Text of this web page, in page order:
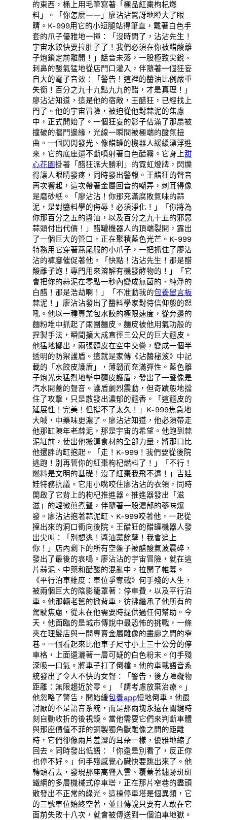
的東西，桶上用毛筆寫著「極品紅棗枸杞燃
料」。「你怎麼——」廖沾沾驚訝地瞪大了眼
睛。K-999用它的小短腿站得筆直，戴著白色手
套的爪子優雅地一揮：「沒時間了，沾沾先生！
宇宙水餃快要拉肚子了！我們必須在你被醋酸離
子炮鎖定前離開！」話音未落，一股極致尖銳、
刺鼻的酸氣猛地從店門口灌入，伴隨著一個狂妄
自大的電子音效：「警告！這裡的醬油比例嚴重
失衡！百分之九十九點九九的醋，才是真理！」
廖沾沾知道，這是他的宿敵，王醋狂，已經找上
門了。他的宇宙冒險，被迫從他對蒜泥的焦慮
中，正式開始了。一個狂妄的影子佔滿了那扇被
撞破的牆門邊緣，光線一瞬間被極端的酸氣扭
曲。一個閃閃發光、像醋罐的機器人緩緩漂浮進
來，它的底座還不斷噴射著白色醋霧。它身上甜
心花園掛著「醋狂派大勝利」的霓虹燈牌，閃爍
得讓人眼睛發疼，同時發出警報。王醋狂的聲音
再次響起，這次帶著金屬回音的嘲弄，刺耳得像
是磨砂紙。「廖沾沾！你那充滿腐敗氣味的蒜
泥，是對醬料學的侮辱！必須淨化！」「你將為
你那百分之五的醬油，以及百分之九十五的邪惡
蒜頭付出代價！」醋罐機器人的頂端裂開，露出
了一個巨大的管口，正在聚積藍色光芒。K-999
特務用它穿著燕尾服的小爪子，一把抓住了廖沾
沾的褲腳催促著他。「快點！沾沾先生！那是醋
酸離子炮！專門用來溶解有機發酵物的！」「它
會把你的蒜泥在零點一秒內變成無菌的、純淨的
白醋！那是浩劫啊！」「不准動我的包養留言板
蒜泥！」廖沾沾發出了醬料學家對待信仰般的怒
吼。他以一種專業包水餃的極限速度，從旁邊的
麵粉堆中抓起了兩團麵皮。麵皮被他用氣功般的
捏製手法，瞬間擴大成直徑三公尺的巨大麵皮。
他猛地擲出，兩張麵皮在空中交疊，變成一個半
透明的防禦護盾。這就是家傳《沾醬秘笈》中記
載的「水餃皮護盾」，薄韌而充滿彈性。藍色離
子炮光束猛烈地擊中麵皮護盾，發出了一聲像是
汽水開蓋的聲音。護盾劇烈震動，但奇蹟般地擋
住了攻擊，只是散發出濃郁的麵香。「這麵皮的
延展性！完美！但撐不了太久！」K-999焦急地
大喊，中藥味更濃了。廖沾沾知道，他必須帶走
他那缸陳年老蒜泥，那是宇宙的希望。他跑到蒜
泥缸前，使出他搬運食材的全部力量，將那口比
他還胖的缸抱起。「走！K-999！我們要從後院
逃跑！別再管你的紅棗枸杞燃料了！」「不行！
燃料是文明的基礎！沒了紅棗我飛不遠！」吉娃
娃特務抗議。它用小嘴咬住廖沾沾的衣領，同時
開啟了它背上的枸杞推進器。推進器發出「滋
滋」的輕微煎煮聲，伴隨著一股濃郁的蔘味爆
發。廖沾沾抱著蒜泥缸、K-999咬著他，一起從
撞出來的洞口衝向後院。王醋狂的醋罐機器人發
出尖叫：「別想逃！醬油黨餘孽！我會追上
你！」店內剩下的所有空盤子被醋酸氣波震碎，
發出了最後的哀鳴。廖沾沾的宇宙冒險，就在這
片蒜泥、中藥和醋酸的混亂中，拉開了帷幕。
《平行泊車維度：車位爭奪戰》何手殘的人生，
被兩個巨大的陰影籠罩著：停車費，以及平行泊
車。他那輛老舊的掀背車，彷彿繼承了他所有的
駕駛焦慮，從未在他需要時提供過任何幫助。今
天，他面臨的是城市傳說中最恐怖的挑戰，一條
夾在理髮店與一間專賣金屬雕像的畫廊之間的窄
巷。一個看起來比他車子尺寸小上三十公分的停
車格，上面還灑著一層可疑的白色粉末。何手殘
深吸一口氣。將車子打了倒檔。他的車載語音系
統發出了令人不快的女聲：「警告，後方障礙物
距離：無限趨近於零。」「請考慮放棄治療。」
他忽略了警告，開始緩包養app慢地倒車。他最
討厭的不是語音系統，而是那兩塊永遠在關鍵時
刻自動收折的後視鏡。當他需要它們來判斷車體
與那座價值不菲的銅製獨角獸雕像之間的距離
時，它們卻像兩片羞澀的耳朵一樣，優雅地縮了
回去。同時發出低語：「你還是別看了，反正你
也停不好。」何手殘感覺心臟快要跳出來了。他
轉頭看去，發現那座高聳入雲、覆蓋著鏽跡斑斑
鐵網的多層機械式停車塔，正在那片窄巷的盡頭
散發出不正常的綠光。這棟停車塔是個異類，它
的三號車位始終空著，並且傳說只要有人敢在它
面前失敗十八次，就會被傳送到一個泊車地獄。